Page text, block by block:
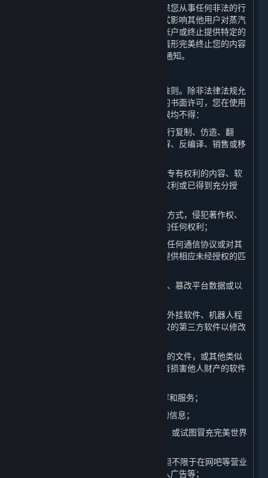
告知其他多人在线游戏服务提供方。如果您从事任何非法的行
为或活动、实施作弊行为、或以其他方式影响其他用户对蒸汽
平台的体验，完美世界可能会终止您的帐户或终止提供特定的
内容和服务。您知晓并同意，若因上述情形完美终止您的内容
和服务和/或帐户，则无需提前向您发出通知。
作为平台的用户，您同意遵守以下行为准则。除非法律法规允
许、本协议另有规定或获得了完美世界的书面许可，您在使用
平台以及其提供的内容和服务的任何时候均不得：
（1）以任何方式对平台或内容和服务进行复制、仿造、翻
译、反向工程、破解源代码、修改、拆解、反编译、销售或移
（2）上传或者以其他方式提供他人享有专有权利的内容、软
件或其他文件，除非您已经获得相应的权利或已得到充分授
（3）以通过平台使用任何材料或信息的方式，侵犯著作权、
商标、专利、商业秘密或者任何其他方的任何权利；
（4）以任何方式劫持平台网络功能中的任何通信协议或对其
进行重定向，以便为内容和服务搭建或提供相应未经授权的匹
（5）对平台服务器展开攻击、破坏平台、篡改平台数据或以
（6）开发制作、传播或使用作弊程序、外挂软件、机器人程
序、非法破解软件、插件或其他未经授权的第三方软件以修改
（7）上传或传播含有病毒、木马、蠕虫的文件，或其他类似
的、可能影响他人计算机的正常运行或者损害他人财产的软件
（8） 限制或禁止任何其他用户使用内容和服务；
（9） 获取或以其他方式收集平台用户的信息；
（10）以误导他人为目的创建虚假身份，或试图冒充完美世界
（11）商业化地利用内容和服务，包括但不限于在网吧等营业
性场所举办比赛、未经许可在游戏中插入广告等；